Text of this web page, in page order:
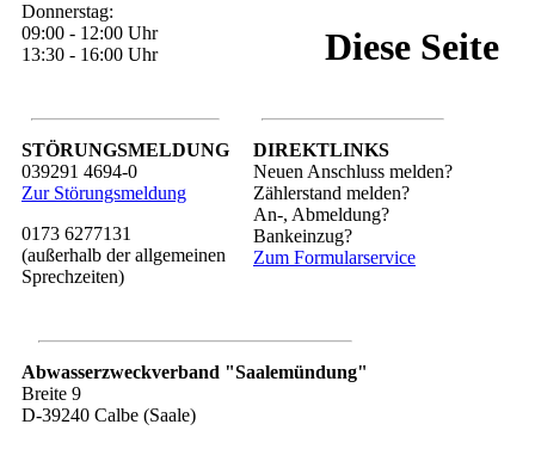
Donnerstag:
09:00 - 12:00 Uhr
13:30 - 16:00 Uhr
STÖRUNGSMELDUNG
039291 4694-0
Zur Störungsmeldung
0173 6277131
(außerhalb der allgemeinen
Sprechzeiten)
DIREKTLINKS
Neuen Anschluss melden?
Zählerstand melden?
An-, Abmeldung?
Bankeinzug?
Zum Formularservice
Abwasserzweckverband "Saalemündung"
Breite 9
D-39240 Calbe (Saale)
Diese Seite